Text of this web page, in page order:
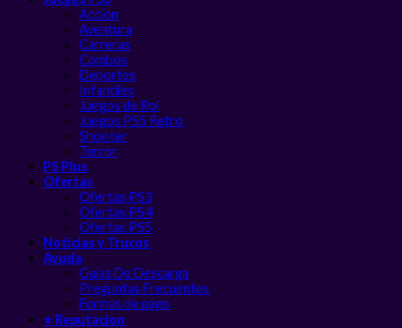
Accion
Aventura
Carreras
Combos
Deportes
Infantiles
Juegos de Rol
Juegos PS5 Retro
Shooter
Terror
PS Plus
Ofertas
Ofertas PS3
Ofertas PS4
Ofertas PS5
Noticias y Trucos
Ayuda
Guias De Descarga
Preguntas Frecuentes
Formas de pago
⭐ Reputacion